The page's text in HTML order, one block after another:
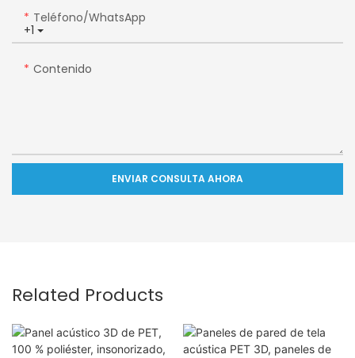
+1
Teléfono/WhatsApp
Contenido
ENVIAR CONSULTA AHORA
Related Products